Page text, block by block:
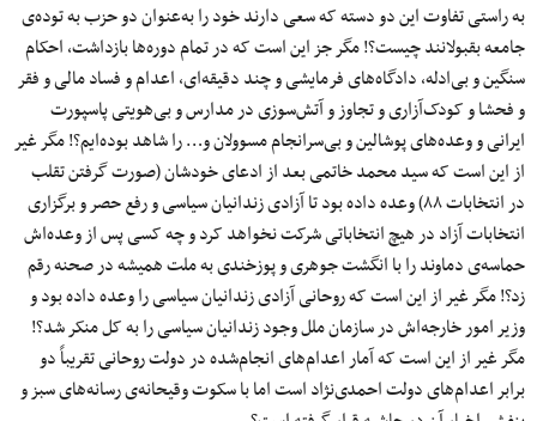
به راستی تفاوت این دو دسته که سعی دارند خود را به‌عنوان دو حزب به توده‌ی
جامعه بقبولانند چیست؟! مگر جز این است که در تمام دوره‌ها بازداشت، احکام
سنگین و بی‌ادله، دادگاه‌های فرمایشی و چند دقیقه‌ای، اعدام و فساد مالی و فقر
و فحشا و کودک‌آزاری و تجاوز و آتش‌سوزی در مدارس و بی‌هویتی پاسپورت
ایرانی و وعده‌های پوشالین و بی‌سرانجام مسوولان و… را شاهد بوده‌ایم؟! مگر غیر
از این است که سید محمد خاتمی بعد از ادعای خودشان (صورت گرفتن تقلب
در انتخابات ۸۸) وعده داده بود تا آزادی زندانیان سیاسی و رفع حصر و برگزاری
انتخابات آزاد در هیچ انتخاباتی شرکت نخواهد کرد و چه کسی پس از وعده‌اش
حماسه‌ی دماوند را با انگشت جوهری و پوزخندی به ملت همیشه در صحنه رقم
زد؟! مگر غیر از این است که روحانی آزادی زندانیان سیاسی را وعده داده بود و
وزیر امور خارجه‌اش در سازمان ملل وجود زندانیان سیاسی را به کل منکر شد؟!
مگر غیر از این است که آمار اعدام‌های انجام‌شده در دولت روحانی تقریباً دو
برابر اعدام‌های دولت احمدی‌نژاد است اما با سکوت وقیحانه‌ی رسانه‌های سبز و